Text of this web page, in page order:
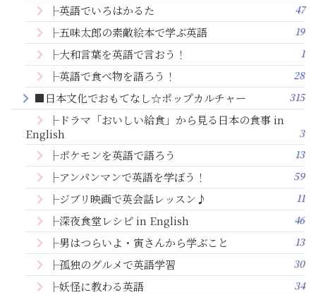
├英語でいろはかるた 47
├五味太郎の素敵絵本で学ぶ英語 19
├大和言葉を英語で言おう！ 1
├英語で食べ物を語ろう！ 28
■日本文化でおもてなし☆ポップカルチャー 315
├ドラマ「おいしい給食」から見る日本の食事 in
English
3
├ポケモンを英語で語ろう 13
├アンパンマンで英語を学ぼう！ 59
├ジブリ映画で英会話レッスン♪ 11
├深夜食堂レシピ in English 46
├男はつらいよ・寅さんから学ぶこと 13
├孤独のグルメで英語学習 30
├妖怪に教わる英語 34